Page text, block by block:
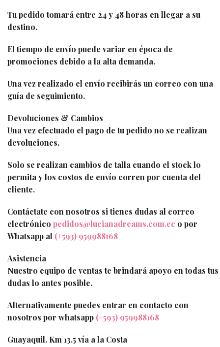
Tu pedido tomará entre 24 y 48 horas en llegar a su
destino.
El tiempo de envío puede variar en época de
promociones debido a la alta demanda.
Una vez realizado el envío recibirás un correo con una
guía de seguimiento.
Devoluciones & Cambios
Una vez efectuado el pago de tu pedido no se realizan
devoluciones.
Solo se realizan cambios de talla cuando el stock lo
permita y los costos de envío corren por cuenta del
cliente.
Contáctate con nosotros si tienes dudas al correo
electrónico pedidos@lucianadreams.com.ec o por
Whatsapp al (+593) 959988168
Asistencia
Nuestro equipo de ventas te brindará apoyo en todas tus
dudas lo antes posible.
Alternativamente puedes entrar en contacto con
nosotros por whatsapp (+593) 959988168
Guayaquil. Km 13.5 vía a la Costa